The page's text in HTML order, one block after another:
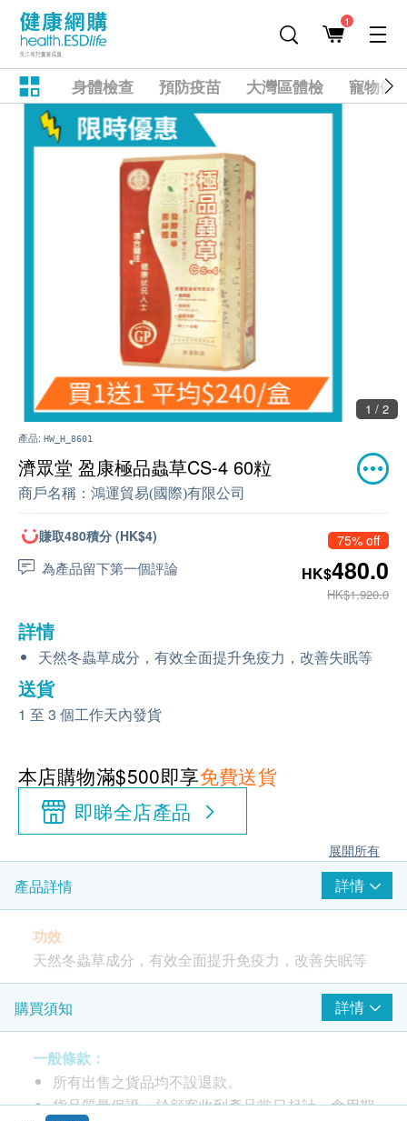
1
身體檢查 預防疫苗 大灣區體檢 寵物健
1 / 2
產品: HW_H_8601
濟眾堂 盈康極品蟲草CS-4 60粒
商戶名稱： 鴻運貿易(國際)有限公司
賺取480積分 (HK$4)
為產品留下第一個評論
75% off
HK$480.0
HK$1,920.0
詳情
天然冬蟲草成分，有效全面提升免疫力，改善失眠等
送貨
1 至 3 個工作天內發貨
本店購物滿$500即享免費送貨
即睇全店產品
展開所有
產品詳情 詳情
功效
天然冬蟲草成分，有效全面提升免疫力，改善失眠等
適合人士
長期捱夜、煙酒過多、工作過勞、容易疲倦、缺乏運
動、身體虛弱、易染外感、咳嗽氣喘、肺腎兩虛的久
病者。
購買須知 詳情
一般條款：
所有出售之貨品均不設退款。
貨品質量保證，於顧客收到產品當日起計，食用期